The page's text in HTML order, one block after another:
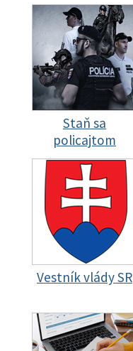
Staň sa
policajtom
Vestník vlády SR